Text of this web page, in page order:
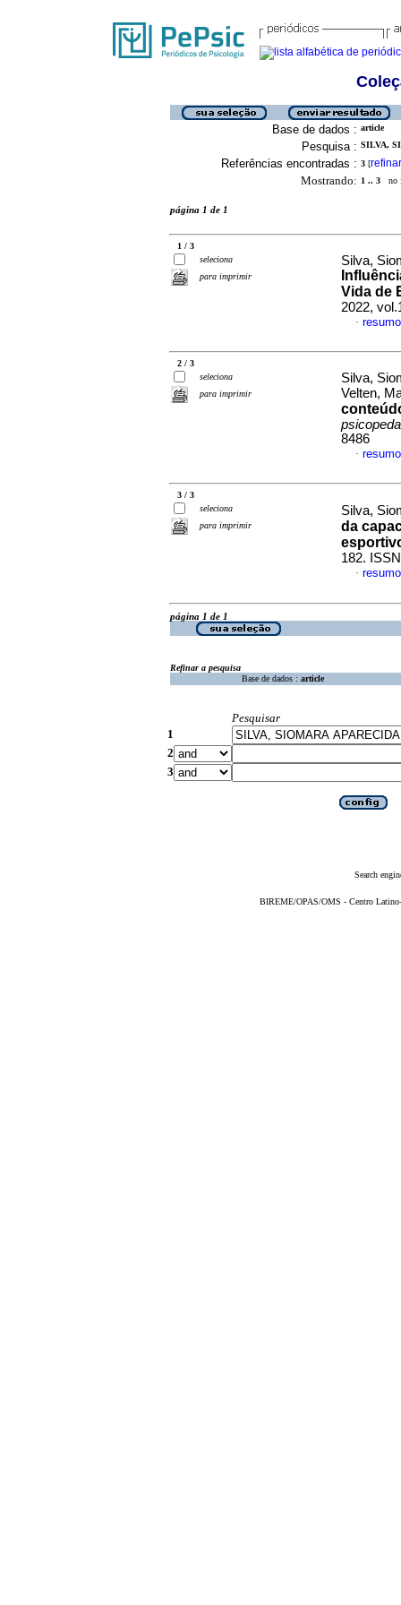
Base de dados : article
Pesquisa : SILVA,
Referências encontradas : 3 [refinar
Mostrando: 1 .. 3 no
página 1 de 1
1 / 3
seleciona
para imprimir
Silva,
Vida de
2022,
·
2 / 3
seleciona
para imprimir
Silva,
Velten,
8486
·
3 / 3
seleciona
para imprimir
Silva,
da
182.
·
página 1 de 1
Refinar a pesquisa
Base de dados : article
Pesquisar
1
2
3
Search
BIREME/OPAS/OMS - Centro Latino-